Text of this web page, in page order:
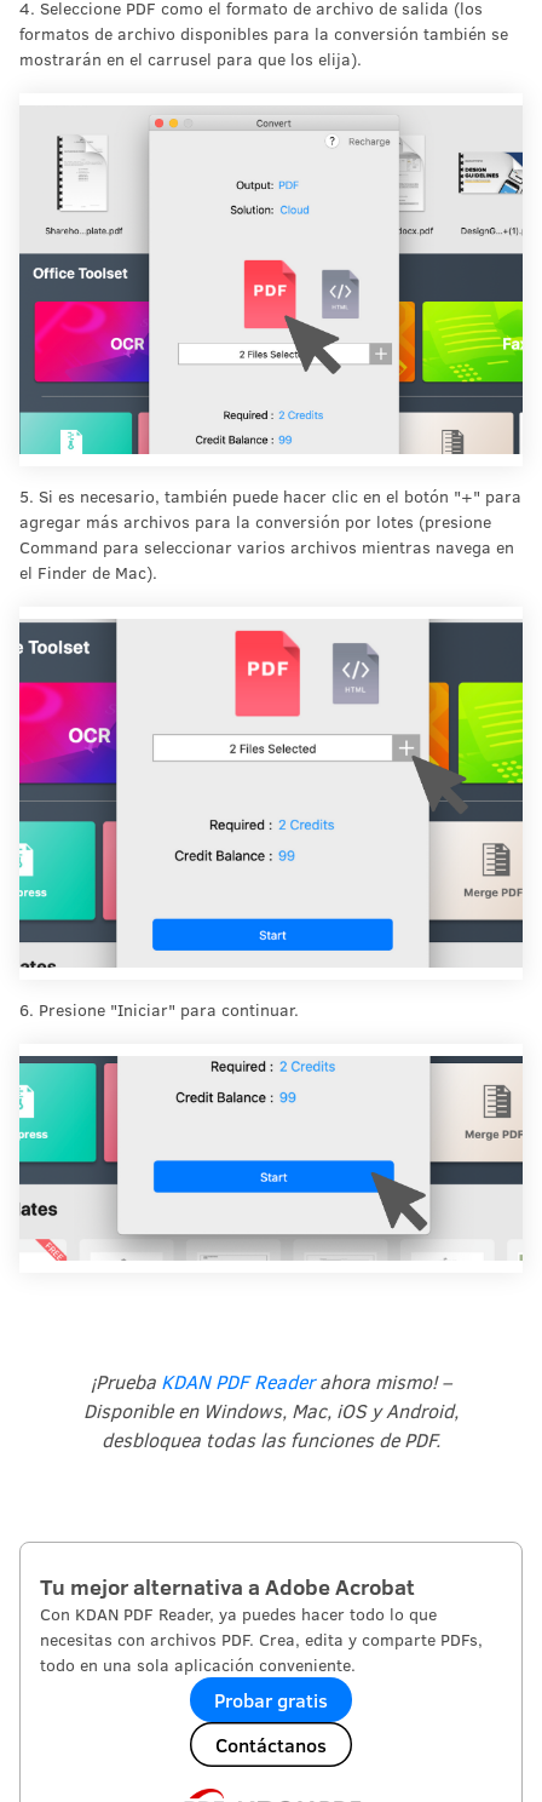
4. Seleccione PDF como el formato de archivo de salida (los
formatos de archivo disponibles para la conversión también se
mostrarán en el carrusel para que los elija).
5. Si es necesario, también puede hacer clic en el botón "+" para
agregar más archivos para la conversión por lotes (presione
Command para seleccionar varios archivos mientras navega en
el Finder de Mac).
6. Presione "Iniciar" para continuar.
¡Prueba KDAN PDF Readerahora mismo! –
Disponible en Windows, Mac, iOS y Android,
desbloquea todas las funciones de PDF.
Tu mejor alternativa a Adobe Acrobat
Con KDAN PDF Reader, ya puedes hacer todo lo que
necesitas con archivos PDF. Crea, edita y comparte PDFs,
todo en una sola aplicación conveniente.
Probar gratis
Contáctanos